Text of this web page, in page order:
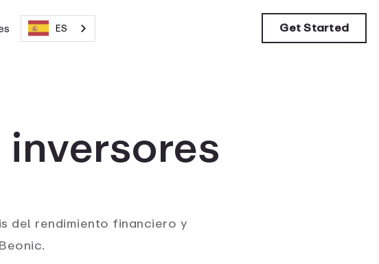
ES Get Started
del rendimiento financiero y